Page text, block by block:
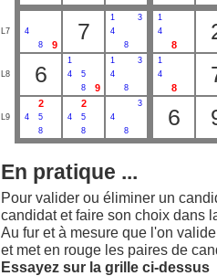
L7
4
8
9
7
1
3
4
8
1
4
8
L8 6
1
4
5
8
9
1
3
4
8
1
4
8
L9
2
4
5
8
2
4
5
8
3
4
8
6
En pratique ...
Pour valider ou éliminer un
candidat et faire son choix dans
Au fur et à mesure que l'on
et met en rouge les paires de
Essayez sur la grille ci-dessus